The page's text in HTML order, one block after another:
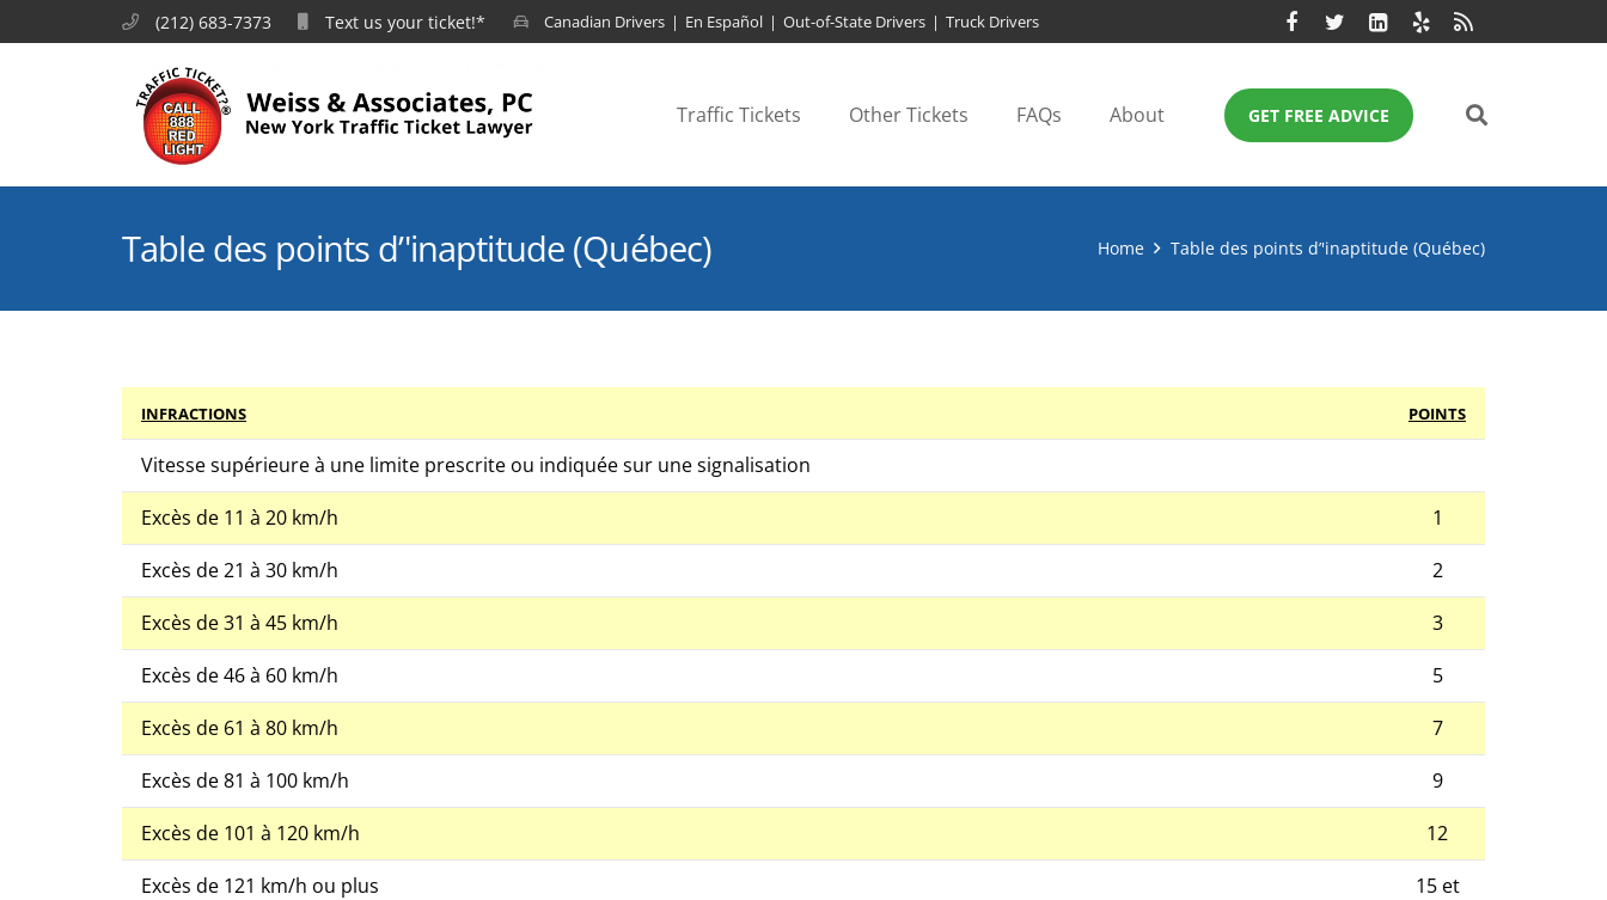
(212) 683-7373 Text us your ticket!* Canadian Drivers | En Español | Out-of-State Drivers | Truck Drivers
Traffic Tickets Other Tickets FAQs About GET FREE ADVICE
Table des points d’'inaptitude (Québec) Home Table des points d’'inaptitude (Québec)
INFRACTIONS POINTS
Vitesse supérieure à une limite prescrite ou indiquée sur une signalisation
Excès de 11 à 20 km/h
1
Excès de 21 à 30 km/h
2
Excès de 31 à 45 km/h
3
Excès de 46 à 60 km/h
5
Excès de 61 à 80 km/h
7
Excès de 81 à 100 km/h
9
Excès de 101 à 120 km/h
12
Excès de 121 km/h ou plus
15 et